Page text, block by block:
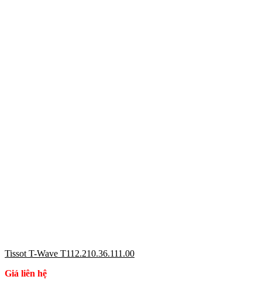
Tissot T-Wave T112.210.36.111.00
Giá liên hệ